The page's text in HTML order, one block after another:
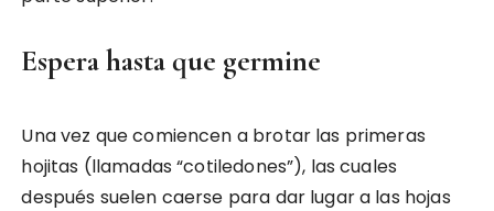
Espera hasta que germine
Una vez que comiencen a brotar las primeras
hojitas (llamadas “cotiledones”), las cuales
después suelen caerse para dar lugar a las hojas